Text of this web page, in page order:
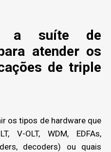
a suíte de
atender os
de triple
os tipos de hardware que
V-OLT, WDM, EDFAs,
decoders) ou quais